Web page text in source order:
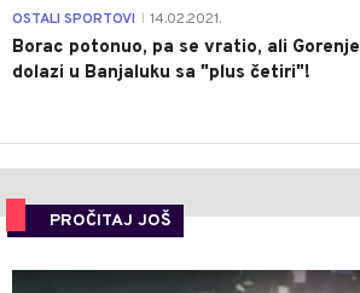
OSTALI SPORTOVI 14.02.2021.
Borac potonuo, pa se vratio, ali Gorenje
dolazi u Banjaluku sa "plus četiri"!
PROČITAJ JOŠ